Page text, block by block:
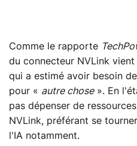
Comme le rapporte
du connecteur NVLink
qui a estimé avoir besoin
pour « autre chose». En
pas dépenser de
NVLink, préférant se
l'IA notamment.